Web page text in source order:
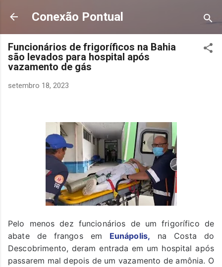
Pular para o conteúdo principal
Conexão Pontual
Funcionários de frigoríficos na Bahia
são levados para hospital após
vazamento de gás
setembro 18, 2023
Pelo menos dez funcionários de um frigorífico de
abate de frangos em Eunápolis, na Costa do
Descobrimento, deram entrada em um hospital após
passarem mal depois de um vazamento de amônia. O